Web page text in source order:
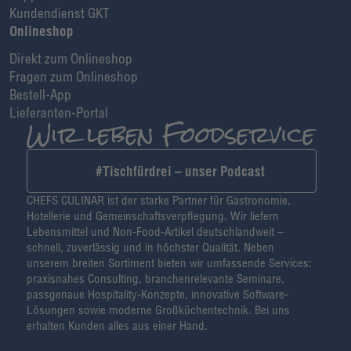
Kundendienst GKT
Onlineshop
Direkt zum Onlineshop
Fragen zum Onlineshop
Bestell-App
Lieferanten-Portal
#Tischfürdrei – unser Podcast
CHEFS CULINAR ist der starke Partner für Gastronomie,
Hotellerie und Gemeinschaftsverpflegung. Wir liefern
Lebensmittel und Non-Food-Artikel deutschlandweit –
schnell, zuverlässig und in höchster Qualität. Neben
unserem breiten Sortiment bieten wir umfassende Services:
praxisnahes Consulting, branchenrelevante Seminare,
passgenaue Hospitality-Konzepte, innovative Software-
Lösungen sowie moderne Großküchentechnik. Bei uns
erhalten Kunden alles aus einer Hand.